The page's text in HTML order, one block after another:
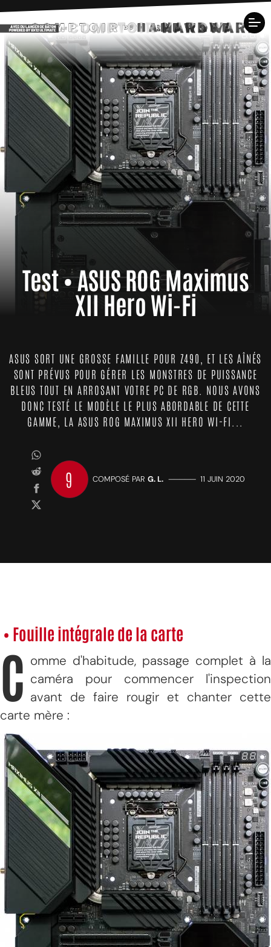
Test • ASUS ROG Maximus
XII Hero Wi-Fi
ASUS SORT UNE GROSSE FAMILLE POUR Z490, ET LES AÎNÉS
SONT PRÉVUS POUR GÉRER LES MONSTRES DE PUISSANCE
BLEUS TOUT EN ARROSANT VOTRE PC DE RGB. NOUS AVONS
DONC TESTÉ LE MODÈLE LE PLUS ABORDABLE DE CETTE
GAMME, LA ASUS ROG MAXIMUS XII HERO WI-FI...
9 COMPOSÉ PAR G. L. ————— 11 JUIN 2020
• Fouille intégrale de la carte
C omme d'habitude, passage complet à la
caméra pour commencer l'inspection
avant de faire rougir et chanter cette
carte mère :